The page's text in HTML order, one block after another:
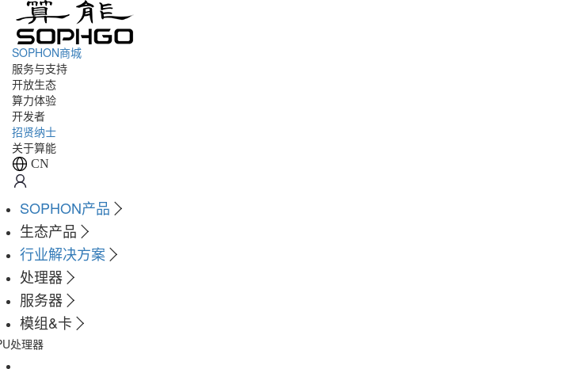
SOPHON商城
服务与支持
开放生态
算力体验
开发者
招贤纳士
关于算能
CN
SOPHON产品
生态产品
行业解决方案
处理器
服务器
模组&卡
处理器